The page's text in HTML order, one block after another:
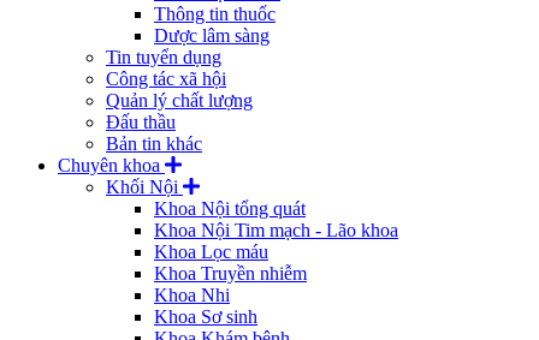
Thông tin thuốc
Dược lâm sàng
Tin tuyển dụng
Công tác xã hội
Quản lý chất lượng
Đấu thầu
Bản tin khác
Chuyên khoa
Khối Nội
Khoa Nội tổng quát
Khoa Nội Tim mạch - Lão khoa
Khoa Lọc máu
Khoa Truyền nhiễm
Khoa Nhi
Khoa Sơ sinh